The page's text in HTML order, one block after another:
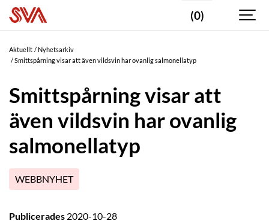
(0)
Aktuellt
Nyhetsarkiv
Smittspårning visar att även vildsvin har ovanlig salmonellatyp
Smittspårning visar att
även vildsvin har ovanlig
salmonellatyp
WEBBNYHET
Publicerades 2020-10-28